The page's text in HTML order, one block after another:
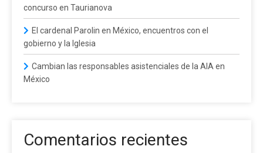
concurso en Taurianova
El cardenal Parolin en México, encuentros con el
gobierno y la Iglesia
Cambian las responsables asistenciales de la AIA en
México
Comentarios recientes